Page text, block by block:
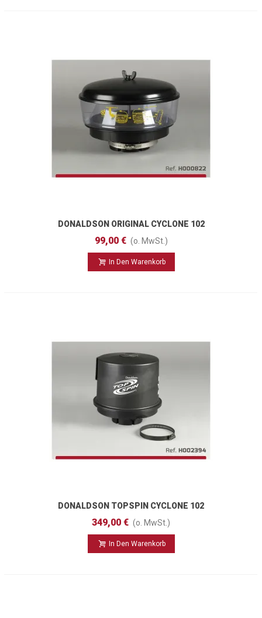
DONALDSON ORIGINAL CYCLONE 102
Mm
99,00 € (o. MwSt.)
In Den Warenkorb
DONALDSON TOPSPIN CYCLONE 102
Mm
349,00 € (o. MwSt.)
In Den Warenkorb